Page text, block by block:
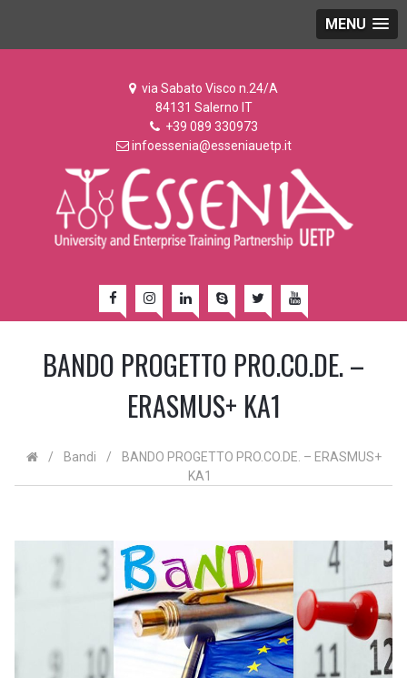
MENU
via Sabato Visco n.24/A
84131 Salerno IT
+39 089 330973
infoessenia@esseniauetp.it
BANDO PROGETTO PRO.CO.DE. –
ERASMUS+ KA1
/ Bandi /
BANDO PROGETTO PRO.CO.DE. – ERASMUS+
KA1